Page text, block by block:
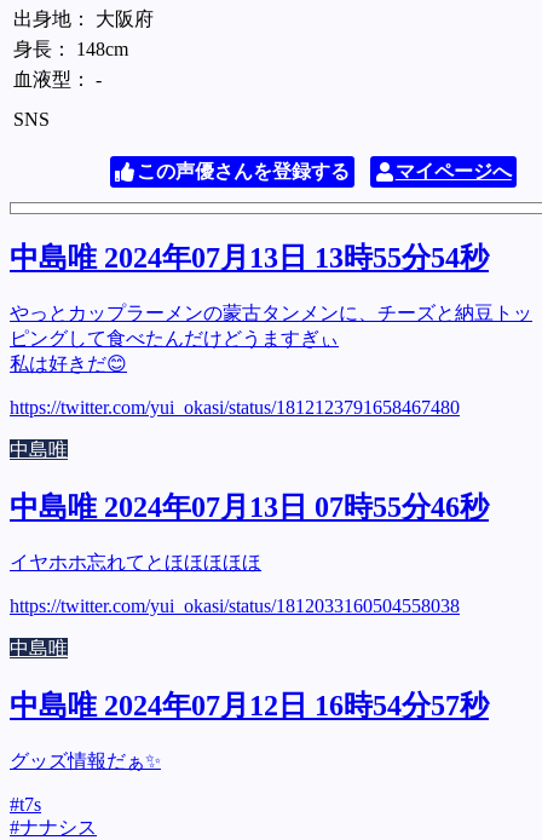
出身地： 大阪府
身長： 148cm
血液型： -
SNS
この声優さんを登録する マイページへ
中島唯 2024年07月13日 13時55分54秒
やっとカップラーメンの蒙古タンメンに、チーズと納豆トッ
ピングして食べたんだけどうますぎぃ
私は好きだ😊
https://twitter.com/yui_okasi/status/1812123791658467480
中島唯
中島唯 2024年07月13日 07時55分46秒
イヤホホ忘れてとほほほほほ
https://twitter.com/yui_okasi/status/1812033160504558038
中島唯
中島唯 2024年07月12日 16時54分57秒
グッズ情報だぁ✨
#t7s
#ナナシス